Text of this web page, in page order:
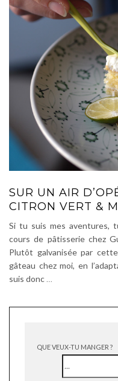
SUR UN AIR
CITRON VERT &
Si tu suis mes aventures,
cours de pâtisserie chez
Plutôt galvanisée par
gâteau chez moi, en
suis donc …
QUE VEUX-TU MANGER ?